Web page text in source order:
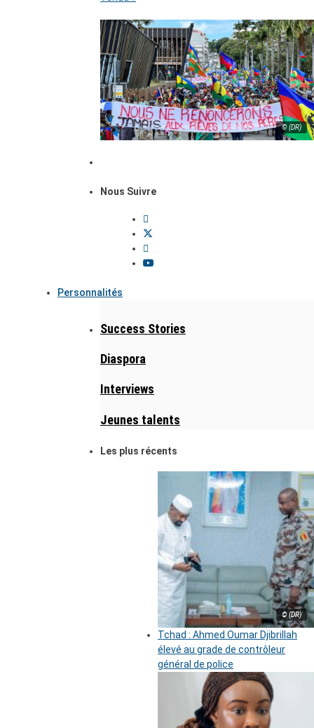
© (DR)
Nous Suivre
Personnalités
Success Stories
Diaspora
Interviews
Jeunes talents
Les plus récents
© (DR)
Tchad : Ahmed Oumar Djibrillah
élevé au grade de contrôleur
général de police